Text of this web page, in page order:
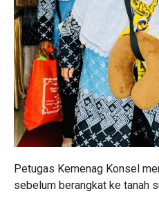
Petugas Kemenag Konsel
sebelum berangkat ke tanah